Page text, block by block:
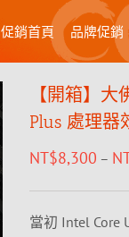
促銷首頁 品牌促銷
【開箱】
Plus 處理器
NT$8,300 –
當初 Intel Core